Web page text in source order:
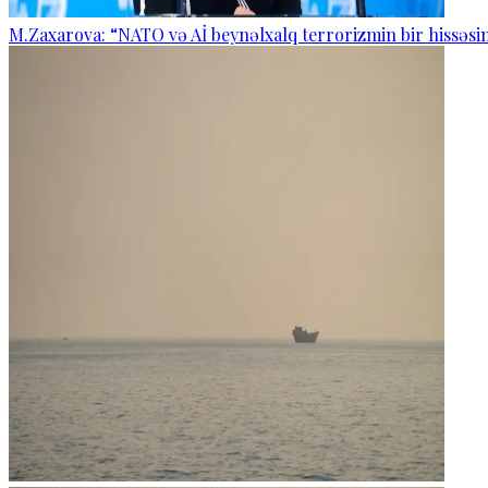
M.Zaxarova: “NATO və Aİ beynəlxalq terrorizmin bir